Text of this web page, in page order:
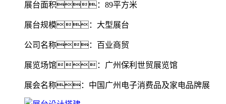
展台面积：89平方米
展台规模：大型展台
公司名称：百业商贸
展览场馆：广州保利世贸展览馆
展会名称：中国广州电子消费品及家电品牌展